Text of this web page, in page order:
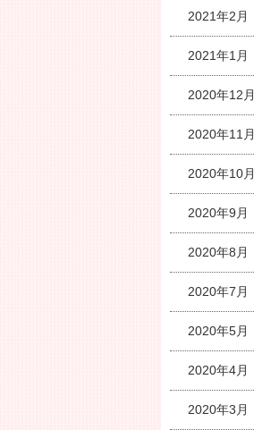
2021年2月
2021年1月
2020年12月
2020年11月
2020年10月
2020年9月
2020年8月
2020年7月
2020年5月
2020年4月
2020年3月